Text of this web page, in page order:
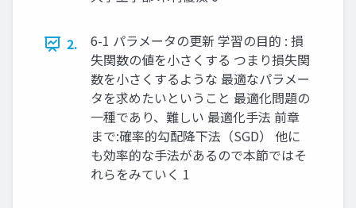
2.
6-1 パラメータの更新 学習の目的 : 損
失関数の値を小さくする つまり損失関
数を小さくするような 最適なパラメー
タを求めたいということ 最適化問題の
一種であり、難しい 最適化手法 前章
まで:確率的勾配降下法（SGD） 他に
も効率的な手法があるので本節ではそ
れらをみていく 1